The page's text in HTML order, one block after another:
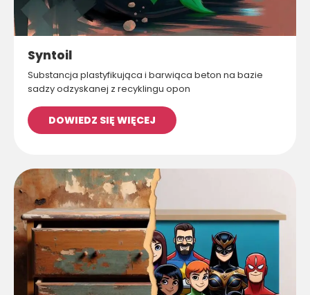
Syntoil
Substancja plastyfikująca i barwiąca beton na bazie
sadzy odzyskanej z recyklingu opon
DOWIEDZ SIĘ WIĘCEJ